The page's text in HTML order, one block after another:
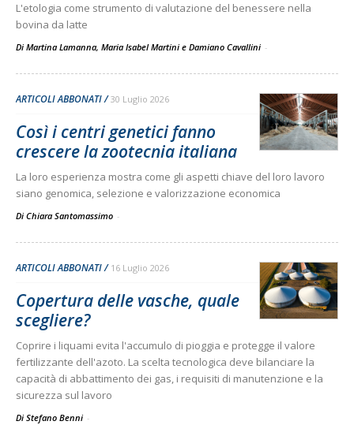
L'etologia come strumento di valutazione del benessere nella
bovina da latte
Di Martina Lamanna, Maria Isabel Martini e Damiano Cavallini -
ARTICOLI ABBONATI 30 Luglio 2026
Così i centri genetici fanno
crescere la zootecnia italiana
La loro esperienza mostra come gli aspetti chiave del loro lavoro
siano genomica, selezione e valorizzazione economica
Di Chiara Santomassimo -
ARTICOLI ABBONATI 16 Luglio 2026
Copertura delle vasche, quale
scegliere?
Coprire i liquami evita l'accumulo di pioggia e protegge il valore
fertilizzante dell'azoto. La scelta tecnologica deve bilanciare la
capacità di abbattimento dei gas, i requisiti di manutenzione e la
sicurezza sul lavoro
Di Stefano Benni -